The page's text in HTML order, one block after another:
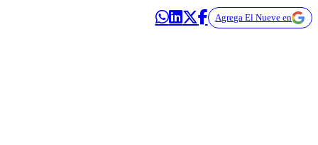
Agrega El Nueve en